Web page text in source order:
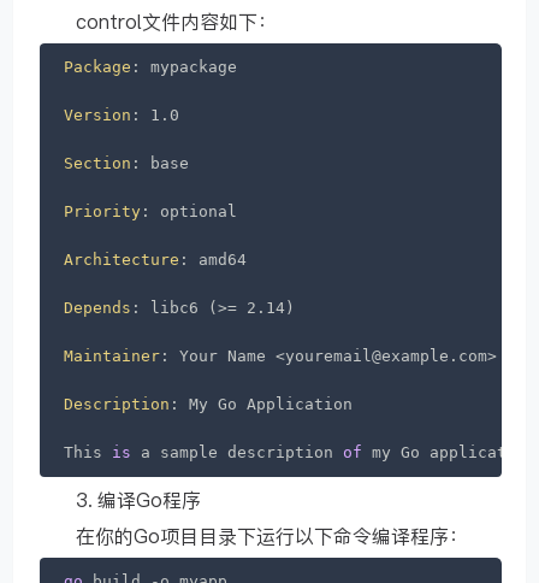
control文件内容如下：
Package : mypackage
Version : 1.0
Section : base
Priority : optional
Architecture : amd64
Depends : libc6 (>= 2.14)
Maintainer : Your Name <youremail@example.com>
Description : My Go Application
This is a sample description of my Go
3. 编译Go程序
在你的Go项目目录下运行以下命令编译程序：